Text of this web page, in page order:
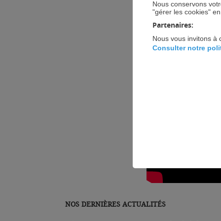
comptable qu’à
Nos équipes
informatiques
L’occasion
opérationnel de
NOS DERNIÈRES ACTUALITÉS
Nous conservons
"gérer les cookies"
Partenaires:
Nous vous invitons à
Consulter notre